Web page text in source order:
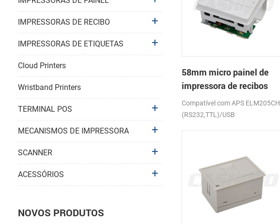
58mm micro painel de
impressora de recibos
térmica CSN-A1
Compatível com APS ELM205CH
(RS232,TTL)/USB
IMPRESSORAS DE RECIBO
IMPRESSORAS DE ETIQUETAS
Cloud Printers
Wristband Printers
TERMINAL POS
MECANISMOS DE IMPRESSORA
SCANNER
ACESSÓRIOS
NOVOS PRODUTOS